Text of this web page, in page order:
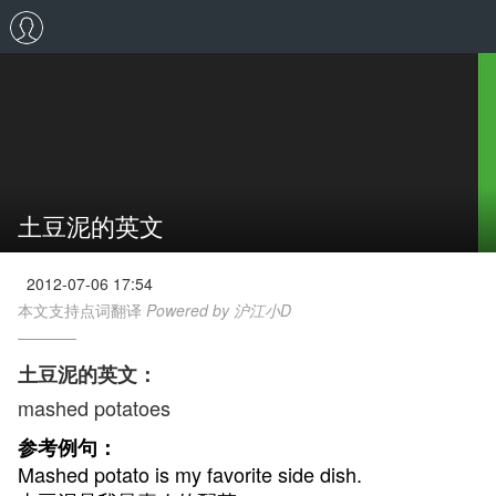
土豆泥的英文
2012-07-06 17:54
本文支持点词翻译 Powered by 沪江小D
土豆泥的英文：
mashed potatoes
参考例句：
Mashed potato is my favorite side dish.